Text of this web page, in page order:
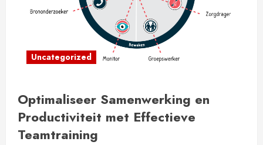
Uncategorized
Optimaliseer Samenwerking en
Productiviteit met Effectieve
Teamtraining